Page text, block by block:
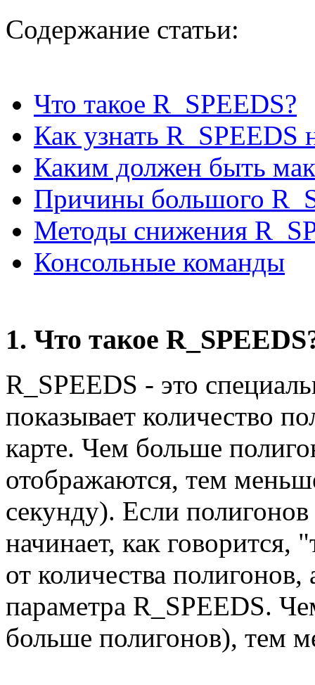
Содержание статьи:
Что такое R_SPEEDS?
Как узнать R_SPEEDS
Каким должен быть
Причины большого
Методы снижения
Консольные команды
1. Что такое
R_SPEEDS - это
показывает количество
карте. Чем больше
отображаются, тем
секунду). Если
начинает, как говорится,
от количества полигонов,
параметра R_SPEEDS.
больше полигонов), тем